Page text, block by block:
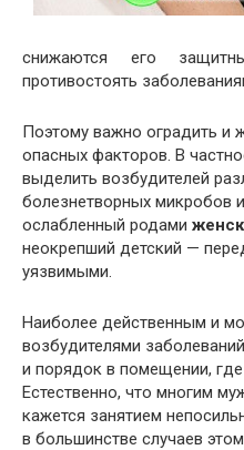
снижаются его
противостоять
Поэтому важно оградить и
опасных факторов. В
выделить возбудителей
болезнетворных микробов
ослабленный родами
неокрепший детский —
уязвимыми.
Наиболее действенным и
возбудителями
и порядок в помещении,
Естественно, что многим
кажется занятием
в большинстве случаев